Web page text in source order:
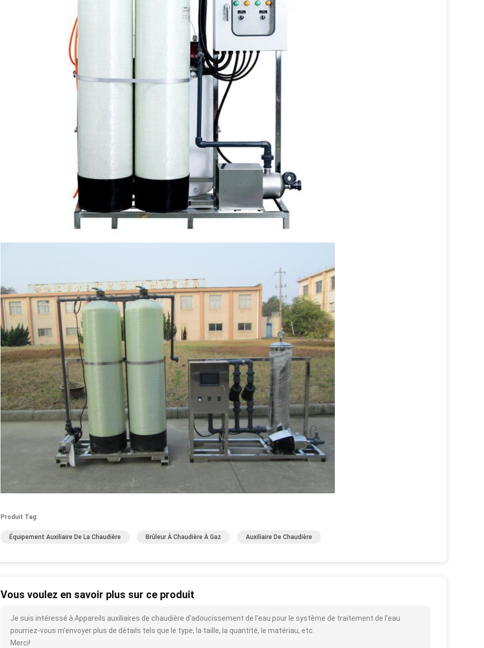
Produit Tag:
Équipement Auxiliaire De La Chaudière Brûleur À Chaudière À Gaz Auxiliaire De Chaudière
Vous voulez en savoir plus sur ce produit
Je suis intéressé à Appareils auxiliaires de chaudière d'adoucissement de l'eau pour le système de traitement de l'eau
pourriez-vous m'envoyer plus de détails tels que le type, la taille, la quantité, le matériau, etc.
Merci!